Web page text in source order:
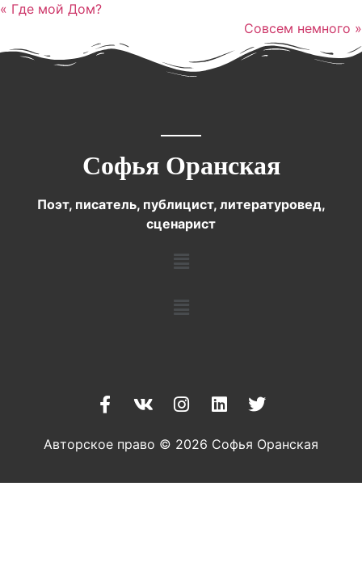
« Где мой Дом?
Совсем немного »
Софья Оранская
Поэт, писатель, публицист, литературовед,
сценарист
Авторское право © 2026 Софья Оранская